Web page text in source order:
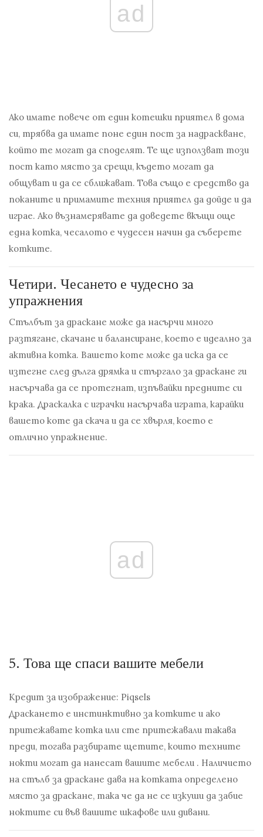
ad
Ако имате повече от един котешки приятел в дома
си, трябва да имате поне един пост за надраскване,
който те могат да споделят. Те ще използват този
пост като място за срещи, където могат да
общуват и да се сближават. Това също е средство да
поканите и примамите техния приятел да дойде и да
играе. Ако възнамерявате да доведете вкъщи още
една котка, чесалото е чудесен начин да съберете
котките.
Четири. Чесането е чудесно за
упражнения
Стълбът за драскане може да насърчи много
разтягане, скачане и балансиране, което е идеално за
активна котка. Вашето коте може да иска да се
изтегне след дълга дрямка и стъргало за драскане ги
насърчава да се протегнат, изпъвайки предните си
крака. Драскалка с играчки насърчава играта, карайки
вашето коте да скача и да се хвърля, което е
отлично упражнение.
ad
5. Това ще спаси вашите мебели
Кредит за изображение: Piqsels
Драскането е инстинктивно за котките и ако
притежавате котка или сте притежавали такава
преди, тогава разбирате щетите, които техните
нокти могат да нанесат вашите мебели . Наличието
на стълб за драскане дава на котката определено
място за драскане, така че да не се изкуши да забие
ноктите си във вашите шкафове или дивани.